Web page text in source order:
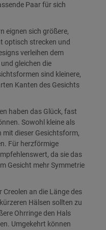
Paar für sich
eignen sich größere,
optisch strecken und
verleihen dem
gleichen die
sind kleinere,
Kanten des Gesichts
haben das Glück, fast
Sowohl kleine als
mit dieser Gesichtsform,
Für herzförmige
da sie das
Gesicht mehr Symmetrie
Creolen an die Länge des
Hälsen sollten zu
Ohrringe den Hals
Umgekehrt können